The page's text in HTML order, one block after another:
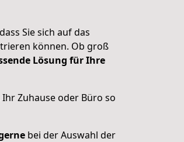
Sie sich auf das
können. Ob groß
Lösung für Ihre
Zuhause oder Büro so
bei der Auswahl der